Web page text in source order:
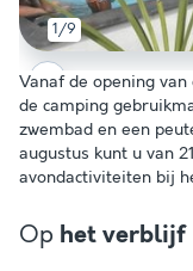
1/9
Vanaf de opening
de camping
zwembad en een
augustus kunt u van
avondactiviteiten bij
Op het verblijf